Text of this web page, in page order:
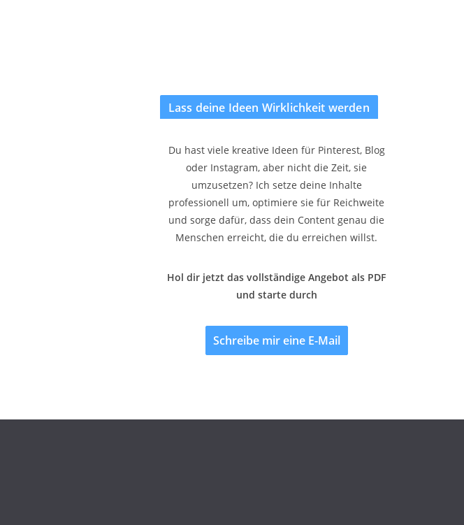
Lass deine Ideen Wirklichkeit werden
Du hast viele kreative Ideen für Pinterest, Blog
oder Instagram, aber nicht die Zeit, sie
umzusetzen? Ich setze deine Inhalte
professionell um, optimiere sie für Reichweite
und sorge dafür, dass dein Content genau die
Menschen erreicht, die du erreichen willst.
Hol dir jetzt das vollständige Angebot als PDF
und starte durch
Schreibe mir eine E-Mail